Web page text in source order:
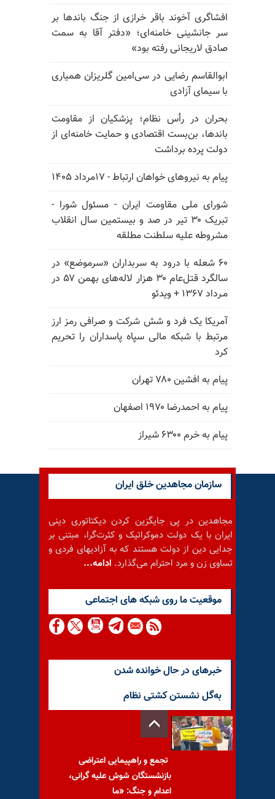
افشاگری آخوند باقر خرازی از جنگ باندها بر
سر جانشینی خامنه‌ای؛ «دفتر آقا به سمت
صادق لاریجانی رفته بود»
ابوالقاسم رضایی در سی‌امین گلریزان همیاری
با سیمای آزادی
بحران در رأس نظام؛ پزشکیان از مقاومت
باندها، بن‌بست اقتصادی و حمایت خامنه‌ای از
دولت پرده برداشت
پیام به نیروهای خواهان ارتباط - ۱۷مرداد ۱۴۰۵
شورای ملی مقاومت ایران - مسئول شورا -
تبریک ۳۰ تیر در صد و بیستمین سال انقلاب
مشروطه علیه سلطنت مطلقه
۶۰ شعله با درود به سربداران «سرموضع» در
سالگرد قتل‌عام ۳۰ هزار لاله‌های بهمن ۵۷ در
مـرداد ۱۳۶۷ + ویدئو
آمریکا یک فرد و شش شرکت و صرافی رمز ارز
مرتبط با شبکه مالی سپاه پاسداران را تحریم
کرد
پیام به افشین ۷۸۰ تهران
پیام به احمدرضا ۱۹۷۰ اصفهان
پیام به خرم ۶۳۰۰ شیراز
سازمان مجاهدین خلق ایران
مجاهدین در پی جایگزین کردن دیکتاتوری دینی
ایران با یک دولت دموکراتیک و کثرت‌گرا، مبتنی بر
جدایی دین از دولت هستند که به آزادیهای فردی و
تساوی زن و مرد احترام می‌گذارد. ادامه...
موقعيت ما روى شبكه هاى اجتماعى
خبرهای در حال خوانده شدن
به‌گل نشستن کشتی نظام
تجمع و راهپیمایی اعتراضی
بازنشستگان شوش علیه گرانی،
اعدام و جنگ: «ما